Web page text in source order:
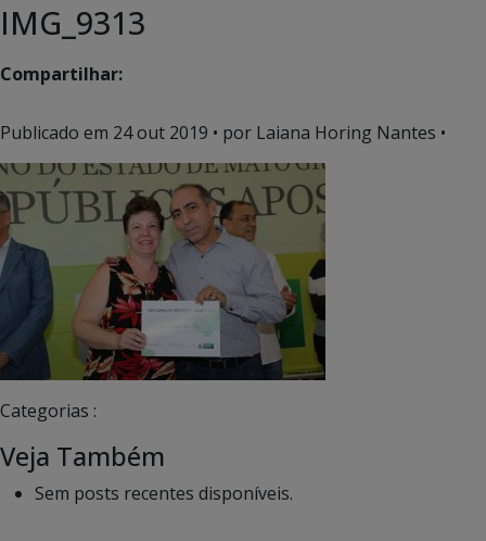
IMG_9313
Compartilhar:
Publicado em 24 out 2019 • por Laiana Horing Nantes •
Categorias :
Veja Também
Sem posts recentes disponíveis.